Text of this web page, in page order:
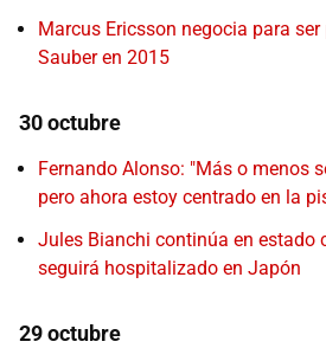
Marcus Ericsson negocia para
Sauber en 2015
30 octubre
Fernando Alonso: "Más o menos
pero ahora estoy centrado en la
Jules Bianchi continúa en estado
seguirá hospitalizado en Japón
29 octubre